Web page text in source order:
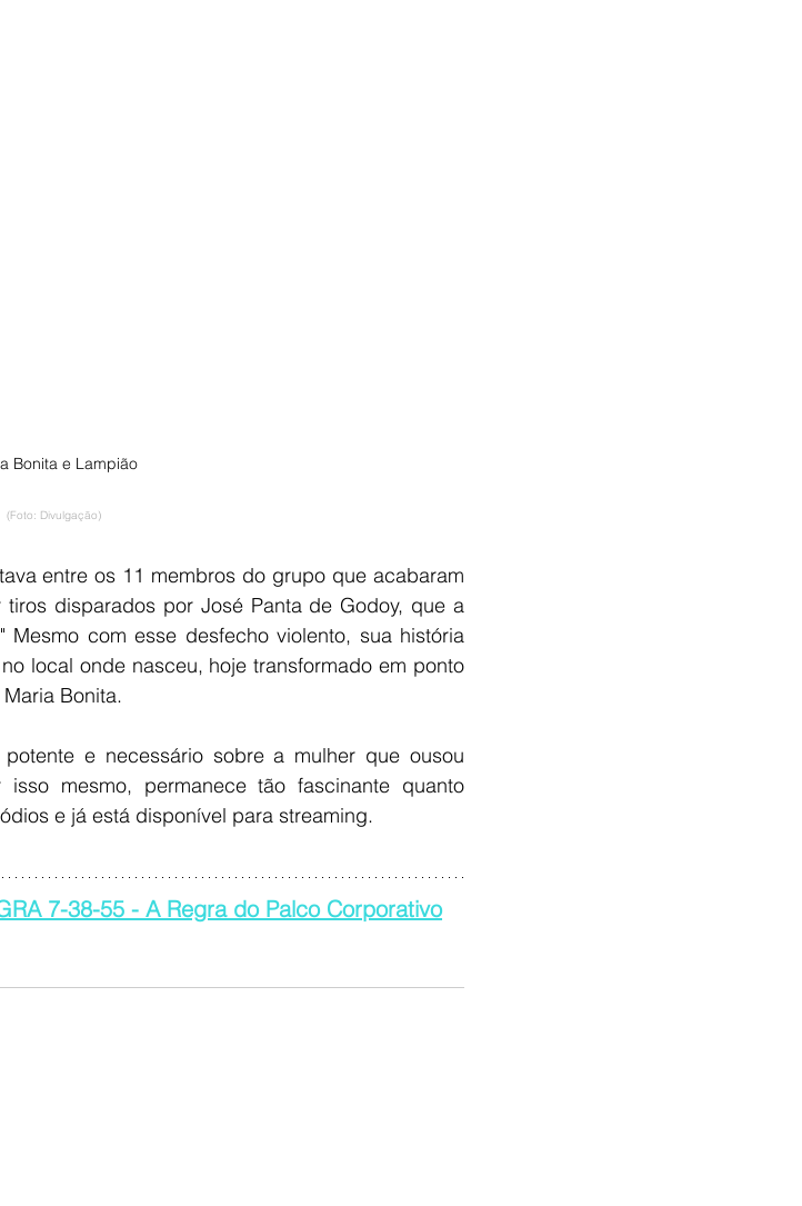
Bonita e Lampião
(Foto: Divulgação)
entre os 11 membros do grupo que acabaram
disparados por José Panta de Godoy, que a
Mesmo com esse desfecho violento, sua história
local onde nasceu, hoje transformado em ponto
Bonita.
e necessário sobre a mulher que ousou
mesmo, permanece tão fascinante quanto
e já está disponível para streaming.
7-38-55 - A Regra do Palco Corporativo